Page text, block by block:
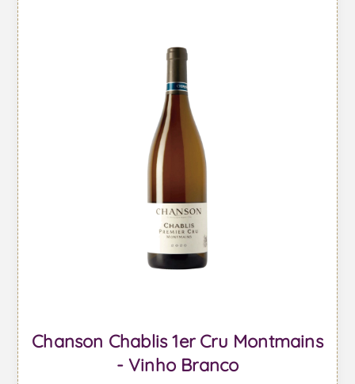
Chanson Chablis 1er Cru Montmains
- Vinho Branco